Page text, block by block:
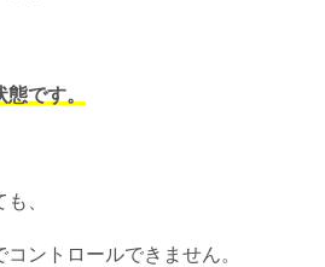
です。
、
ントロールできません。